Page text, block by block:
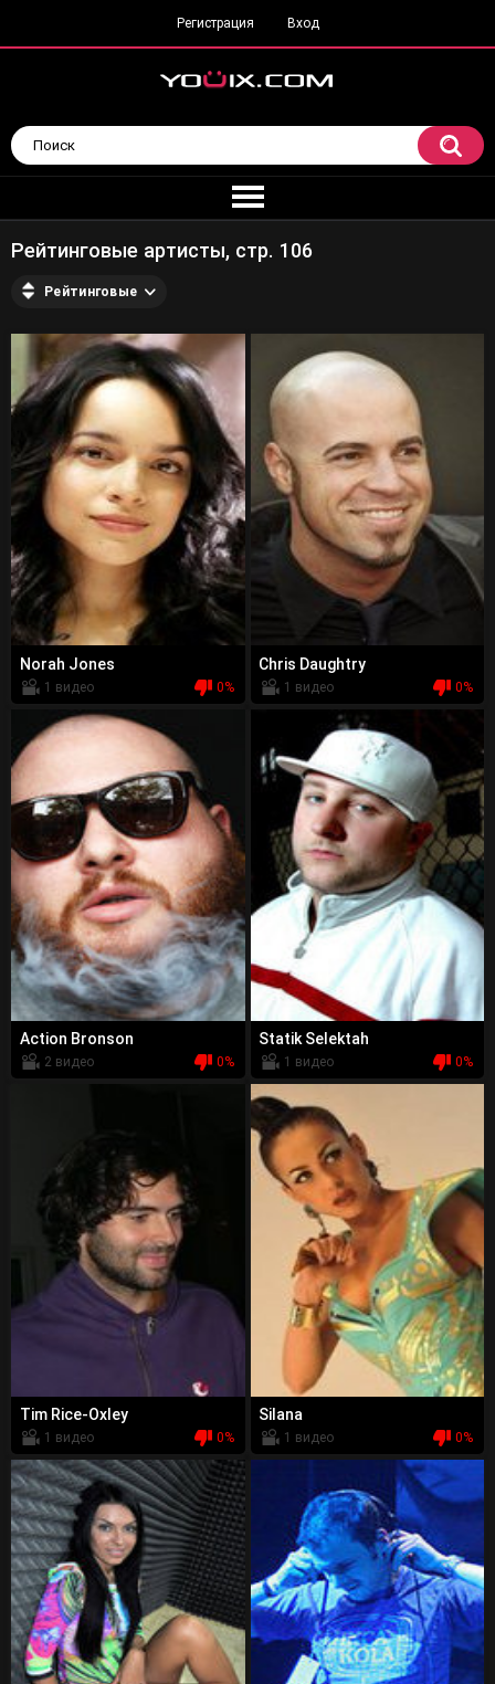
Регистрация Вход
Рейтинговые артисты, стр. 106
Рейтинговые
Norah Jones
1 видео 0%
Chris Daughtry
1 видео 0%
Action Bronson
2 видео 0%
Statik Selektah
1 видео 0%
Tim Rice-Oxley
1 видео 0%
Silana
1 видео 0%